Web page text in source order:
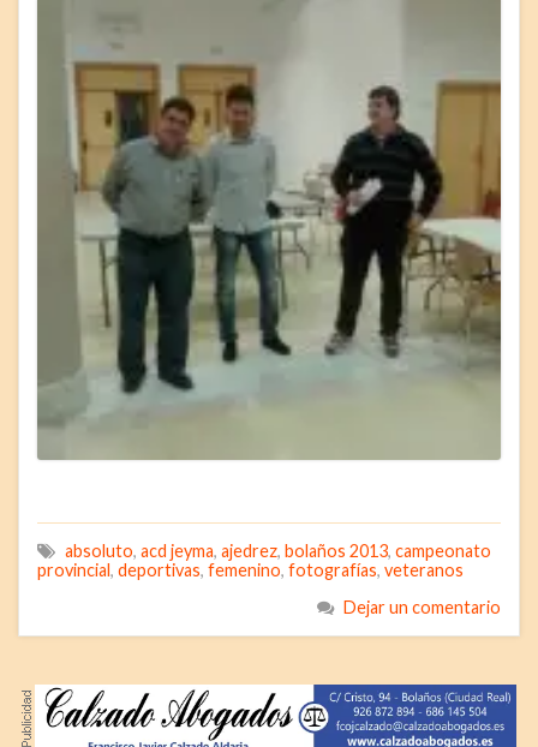
absoluto, acd jeyma, ajedrez, bolaños 2013, campeonato
provincial, deportivas, femenino, fotografías, veteranos
Dejar un comentario